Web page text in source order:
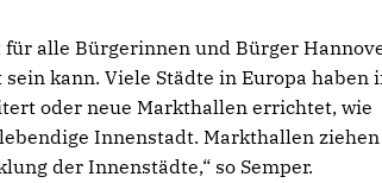
alle Bürgerinnen und Bürger
kann. Viele Städte in Europa haben
oder neue Markthallen errichtet, wie
Innenstadt. Markthallen ziehen
der Innenstädte,“ so Semper.